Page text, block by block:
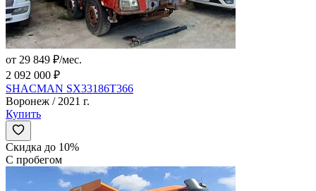
от 29 849 ₽/мес.
2 092 000 ₽
SHACMAN SX33186T366
Воронеж / 2021 г.
Купить
Скидка до 10%
С пробегом